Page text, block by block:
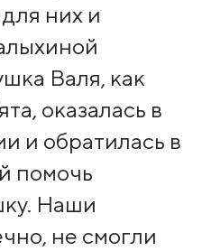
них и
Валя, как
оказалась в
и обратилась в
помочь
Наши
не смогли